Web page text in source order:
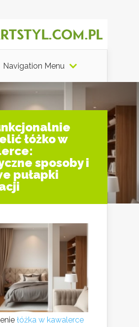
Navigation Menu
łóżko w
sposoby i
pułapki
łóżka w kawalerce